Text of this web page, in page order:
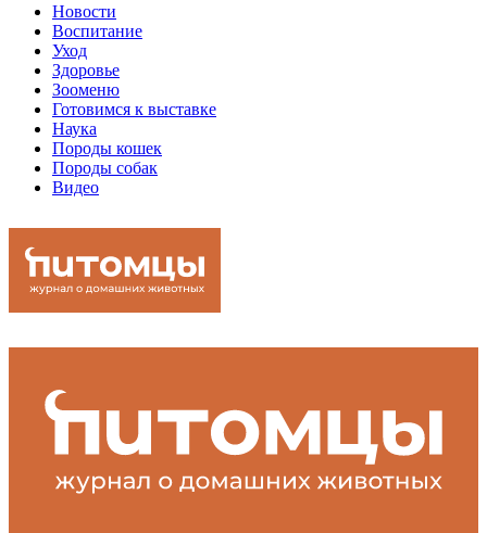
Новости
Воспитание
Уход
Здоровье
Зооменю
Готовимся к выставке
Наука
Породы кошек
Породы собак
Видео